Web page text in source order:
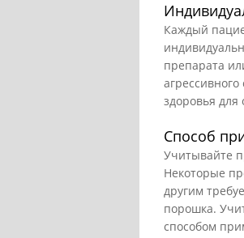
Каждый
препарата
здоровья
Способ
Учитывайте
Некоторые
другим
порошка.
способом